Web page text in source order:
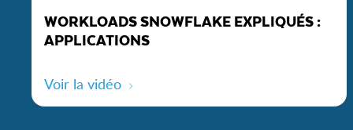
WORKLOADS SNOWFLAKE EXPLIQUÉS :
APPLICATIONS
Voir la vidéo